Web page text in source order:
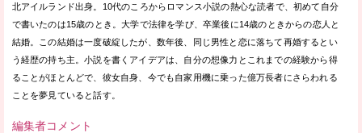
北アイルランド出身。10代のころからロマンス小説の熱心な読者で、初めて自分
で書いたのは15歳のとき。大学で法律を学び、卒業後に14歳のときからの恋人と
結婚。この結婚は一度破綻したが、数年後、同じ男性と恋に落ちて再婚するとい
う経歴の持ち主。小説を書くアイデアは、自分の想像力とこれまでの経験から得
ることがほとんどで、彼女自身、今でも自家用機に乗った億万長者にさらわれる
ことを夢見ていると話す。
編集者コメント